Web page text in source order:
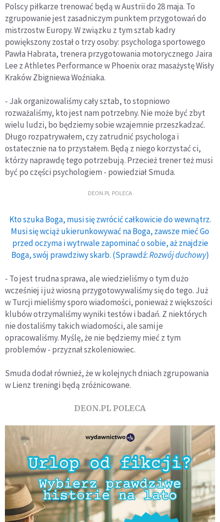
Polscy piłkarze trenować będą w Austrii do 28 maja. To
zgrupowanie jest zasadniczym punktem przygotowań do
mistrzostw Europy. W związku z tym sztab kadry
powiększony został o trzy osoby: psychologa sportowego
Pawła Habrata, trenera przygotowania motorycznego Jaira
Lee z Athletes Performance w Phoenix oraz masażystę Wisły
Kraków Zbigniewa Woźniaka.
- Jak organizowaliśmy cały sztab, to stopniowo
rozważaliśmy, kto jest nam potrzebny. Nie może być zbyt
wielu ludzi, bo będziemy sobie wzajemnie przeszkadzać.
Długo rozpatrywałem, czy zatrudnić psychologa i
ostatecznie na to przystałem. Będą z niego korzystać ci,
którzy naprawdę tego potrzebują. Przecież trener też musi
być po części psychologiem - powiedział Smuda.
DEON.PL POLECA
Kto szuka Boga, musi się zwrócić całkowicie do wewnątrz.
Musi się wciąż ukierunkowywać na Boga, zawsze mieć Go
przed oczyma i wytrwale zapominać o sobie, aż znajdzie
Boga, swój prawdziwy skarb. (Sprawdź:Rozwój duchowy)
- To jest trudna sprawa, ale wiedzieliśmy o tym dużo
wcześniej i już wiosną przygotowywaliśmy się do tego. Już
w Turcji mieliśmy sporo wiadomości, ponieważ z większości
klubów otrzymaliśmy wyniki testów i badań. Z niektórych
nie dostaliśmy takich wiadomości, ale sami je
opracowaliśmy. Myślę, że nie będziemy mieć z tym
problemów - przyznał szkoleniowiec.
Smuda dodał również, że w kolejnych dniach zgrupowania
w Lienz treningi będą zróżnicowane.
DEON.PL POLECA